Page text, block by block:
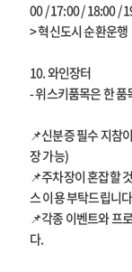
00 / 17:00 / 18:00 /
> 혁신도시 순환운행
10. 와인장터
- 위스키품목은 한
📌신분증 필수 지참
장 가능)
📌주차장이 혼잡할
스 이용 부탁드립니
📌각종 이벤트와 프
다.